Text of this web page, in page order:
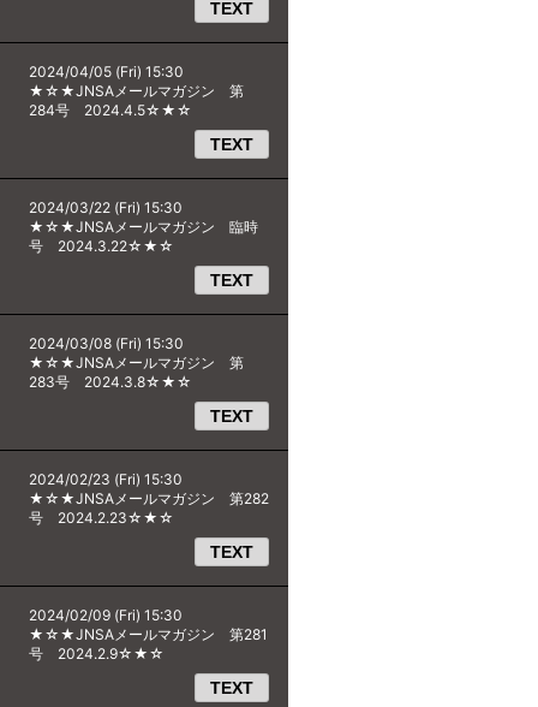
TEXT
2024/04/05 (Fri) 15:30
★☆★JNSAメールマガジン 第
284号 2024.4.5☆★☆
TEXT
2024/03/22 (Fri) 15:30
★☆★JNSAメールマガジン 臨時
号 2024.3.22☆★☆
TEXT
2024/03/08 (Fri) 15:30
★☆★JNSAメールマガジン 第
283号 2024.3.8☆★☆
TEXT
2024/02/23 (Fri) 15:30
★☆★JNSAメールマガジン 第282
号 2024.2.23☆★☆
TEXT
2024/02/09 (Fri) 15:30
★☆★JNSAメールマガジン 第281
号 2024.2.9☆★☆
TEXT